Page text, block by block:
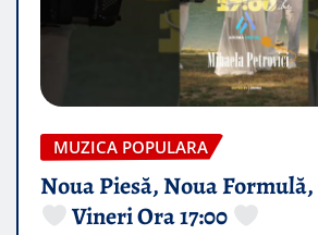
MUZICA POPULARA
Noua Piesă, Noua
Vineri Ora 17:00